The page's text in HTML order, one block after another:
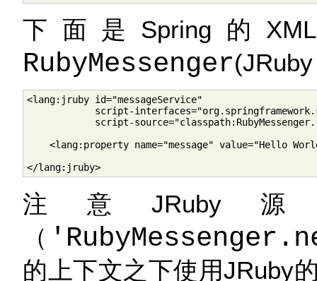
下面是Spring的
RubyMessenger
<lang:jruby id="messageService"
script-
script-
<lang:property name="message" value="Hello
</lang:jruby>
注意JRuby
（
的上下文之下使用JRuby